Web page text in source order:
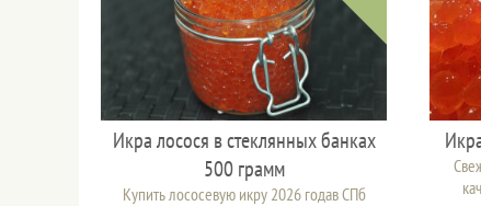
Икра лосося в стеклянных банках
500 грамм
Купить лососевую икру 2026 годав СПб